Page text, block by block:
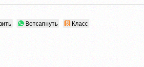
Вотсапнуть Класс